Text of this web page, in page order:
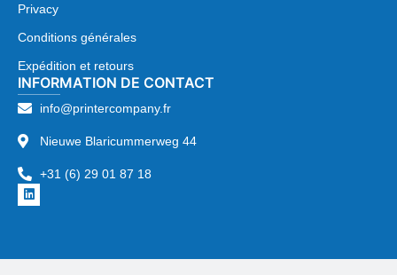
Privacy
Conditions générales
Expédition et retours
INFORMATION DE CONTACT
info@printercompany.fr
Nieuwe Blaricummerweg 44
+31 (6) 29 01 87 18